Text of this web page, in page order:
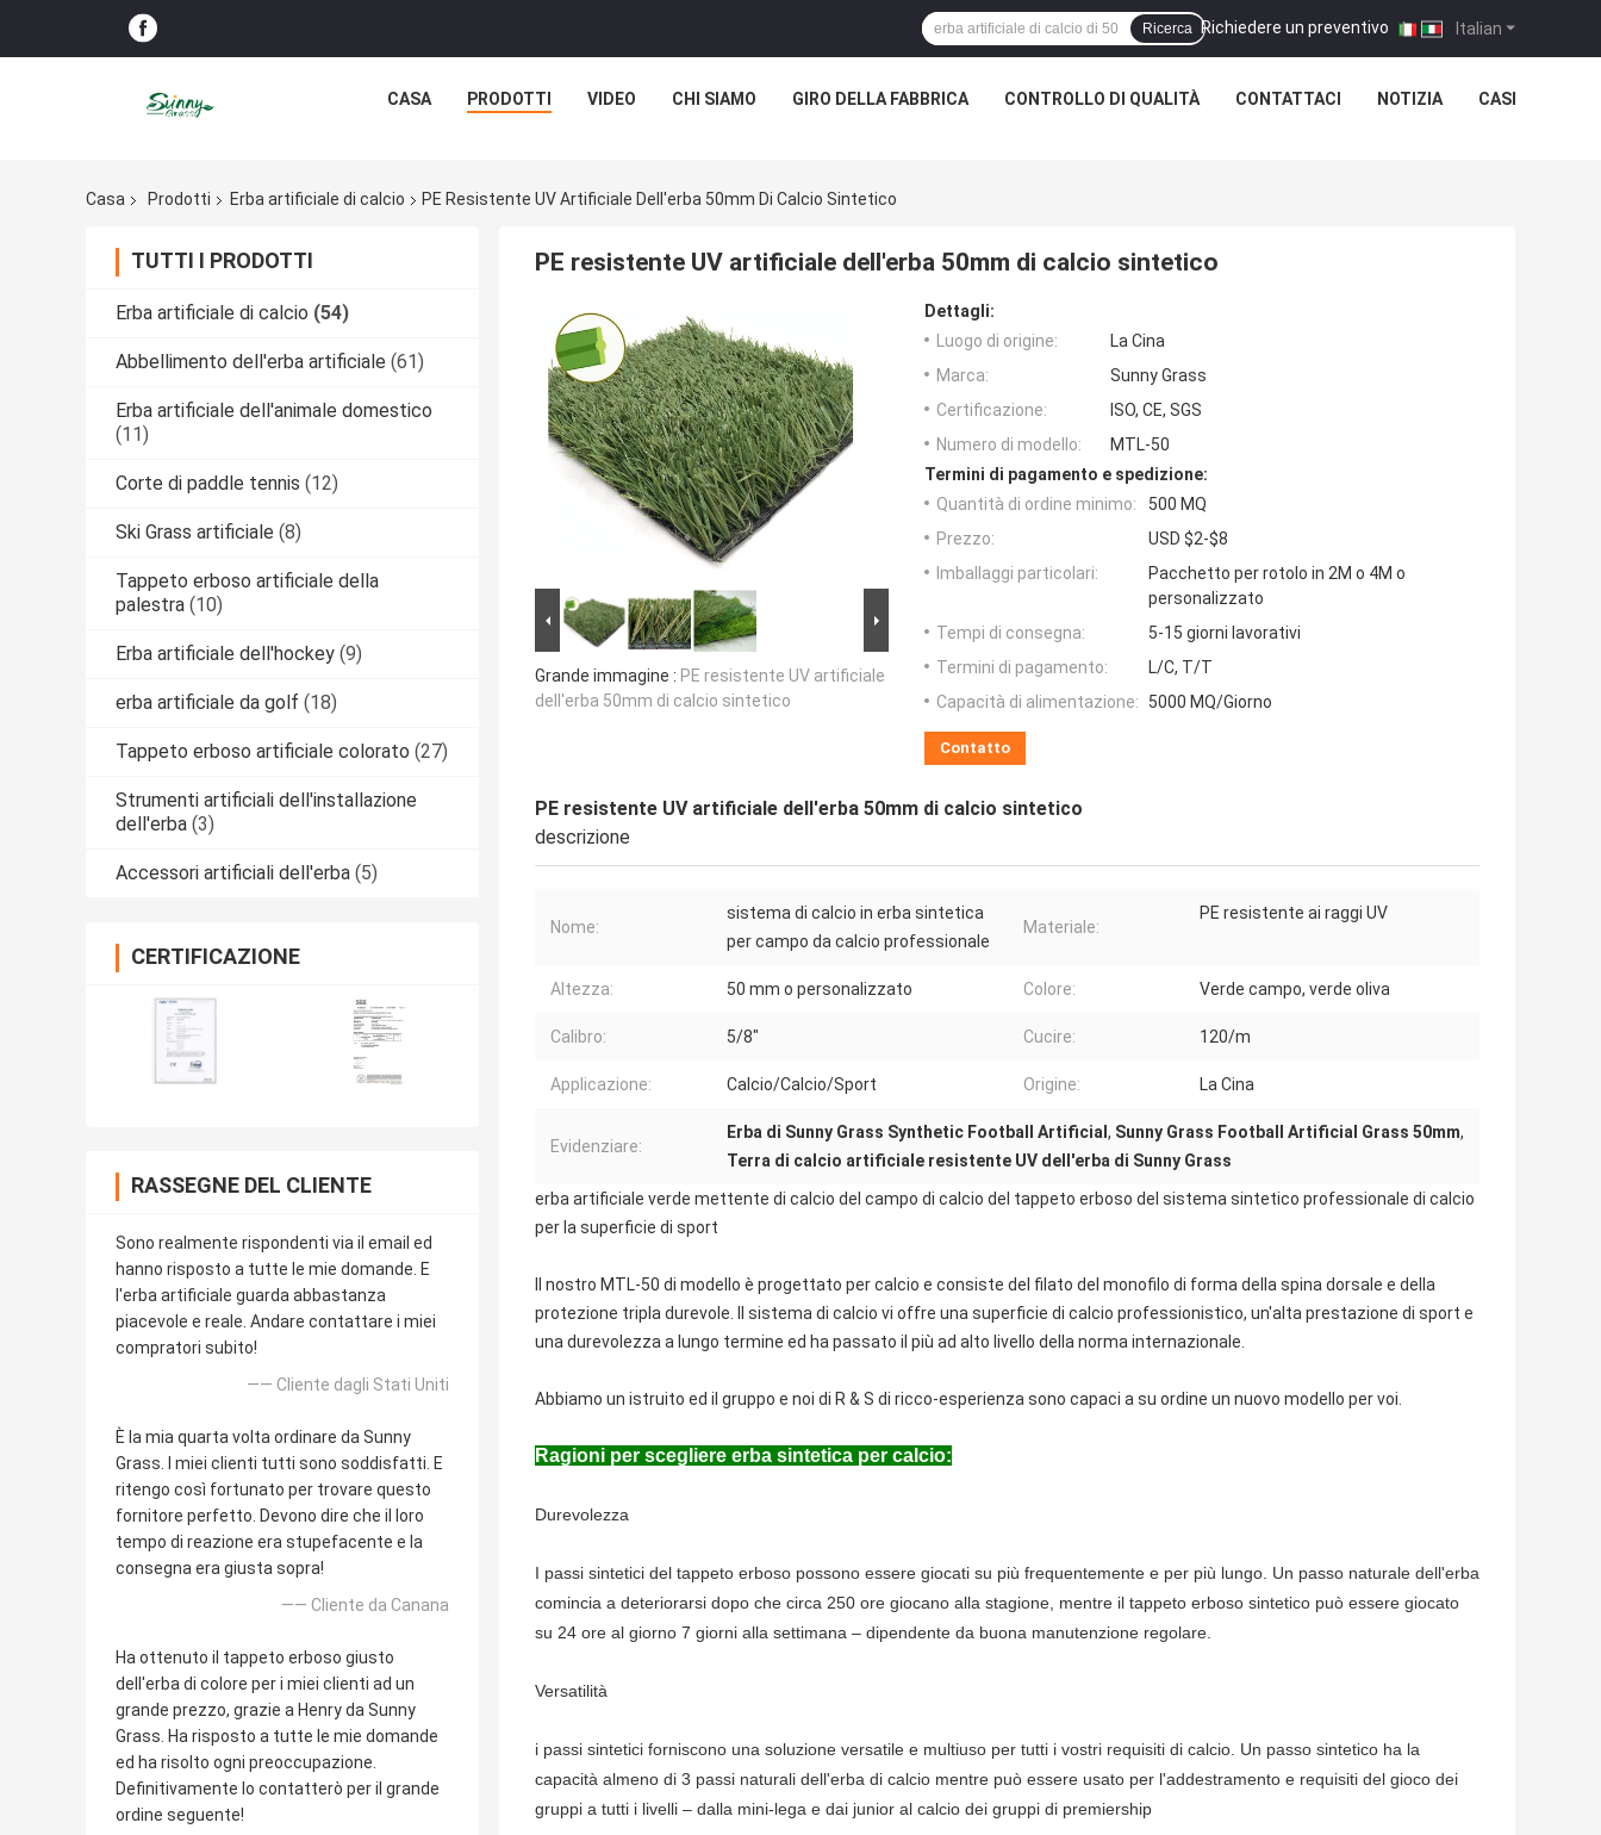
Italian
Richiedere un preventivo |
Ricerca
CASA PRODOTTI VIDEO CHI SIAMO GIRO DELLA FABBRICA CONTROLLO DI QUALITÀ CONTATTACI NOTIZIA CASI
Casa Prodotti Erba artificiale di calcio PE Resistente UV Artificiale Dell'erba 50mm Di Calcio Sintetico
TUTTI I PRODOTTI
Erba artificiale di calcio (54)
Abbellimento dell'erba artificiale (61)
Erba artificiale dell'animale domestico
(11)
Corte di paddle tennis (12)
Ski Grass artificiale (8)
Tappeto erboso artificiale della
palestra (10)
Erba artificiale dell'hockey (9)
erba artificiale da golf (18)
Tappeto erboso artificiale colorato (27)
Strumenti artificiali dell'installazione
dell'erba (3)
Accessori artificiali dell'erba (5)
CERTIFICAZIONE
RASSEGNE DEL CLIENTE
Sono realmente rispondenti via il email ed
hanno risposto a tutte le mie domande. E
l'erba artificiale guarda abbastanza
piacevole e reale. Andare contattare i miei
compratori subito!
—— Cliente dagli Stati Uniti
È la mia quarta volta ordinare da Sunny
Grass. I miei clienti tutti sono soddisfatti. E
ritengo così fortunato per trovare questo
fornitore perfetto. Devono dire che il loro
tempo di reazione era stupefacente e la
consegna era giusta sopra!
—— Cliente da Canana
Ha ottenuto il tappeto erboso giusto
dell'erba di colore per i miei clienti ad un
grande prezzo, grazie a Henry da Sunny
Grass. Ha risposto a tutte le mie domande
ed ha risolto ogni preoccupazione.
Definitivamente lo contatterò per il grande
ordine seguente!
PE resistente UV artificiale dell'erba 50mm di calcio sintetico
Grande immagine : PE resistente UV artificiale
dell'erba 50mm di calcio sintetico
Dettagli:
Luogo di origine:
La Cina
Marca:
Sunny Grass
Certificazione:
ISO, CE, SGS
Numero di modello:
MTL-50
Termini di pagamento e spedizione:
Quantità di ordine minimo:
500 MQ
Prezzo:
USD $2-$8
Imballaggi particolari:
Pacchetto per rotolo in 2M o 4M o
personalizzato
Tempi di consegna:
5-15 giorni lavorativi
Termini di pagamento:
L/C, T/T
Capacità di alimentazione:
5000 MQ/Giorno
Contatto
PE resistente UV artificiale dell'erba 50mm di calcio sintetico
descrizione
Nome:
sistema di calcio in erba sintetica
per campo da calcio professionale
Materiale:
PE resistente ai raggi UV
Altezza: 50 mm o personalizzato Colore: Verde campo, verde oliva
Calibro: 5/8" Cucire: 120/m
Applicazione: Calcio/Calcio/Sport Origine: La Cina
Evidenziare:
Erba di Sunny Grass Synthetic Football Artificial , Sunny Grass Football Artificial Grass 50mm,
Terra di calcio artificiale resistente UV dell'erba di Sunny Grass
erba artificiale verde mettente di calcio del campo di calcio del tappeto erboso del sistema sintetico professionale di calcio
per la superficie di sport
Il nostro MTL-50 di modello è progettato per calcio e consiste del filato del monofilo di forma della spina dorsale e della
protezione tripla durevole. Il sistema di calcio vi offre una superficie di calcio professionistico, un'alta prestazione di sport e
una durevolezza a lungo termine ed ha passato il più ad alto livello della norma internazionale.
Abbiamo un istruito ed il gruppo e noi di R & S di ricco-esperienza sono capaci a su ordine un nuovo modello per voi.
Ragioni per scegliere erba sintetica per calcio:
Durevolezza
I passi sintetici del tappeto erboso possono essere giocati su più frequentemente e per più lungo. Un passo naturale dell'erba
comincia a deteriorarsi dopo che circa 250 ore giocano alla stagione, mentre il tappeto erboso sintetico può essere giocato
su 24 ore al giorno 7 giorni alla settimana – dipendente da buona manutenzione regolare.
Versatilità
i passi sintetici forniscono una soluzione versatile e multiuso per tutti i vostri requisiti di calcio. Un passo sintetico ha la
capacità almeno di 3 passi naturali dell'erba di calcio mentre può essere usato per l'addestramento e requisiti del gioco dei
gruppi a tutti i livelli – dalla mini-lega e dai junior al calcio dei gruppi di premiership